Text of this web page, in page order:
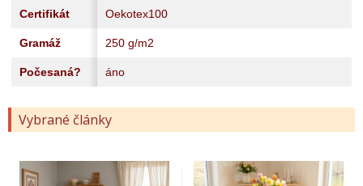
Certifikát Oekotex100
Gramáž 250 g/m2
Počesaná? áno
Vybrané články